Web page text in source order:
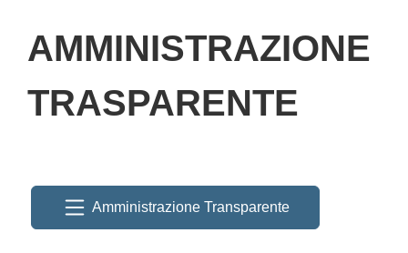
AMMINISTRAZIONE
TRASPARENTE
Amministrazione Transparente